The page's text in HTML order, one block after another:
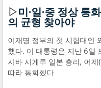
▷미·일·중 정상 통
의 균형 찾아야
이재명 정부의 첫 시험대인
했다. 이 대통령은 지난 6일
시바 시게루 일본 총리, 어
따라 통화했다